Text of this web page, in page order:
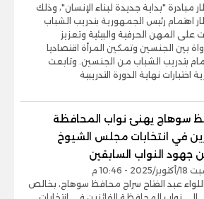
مبادرة "بداية جديدة لبناء الإنسان"، وذلك
اهتمام رئيس الجمهورية بتدريب الشباب
على المهن الحرفية والبيئية وتعزيز
بين الجنسين وتمكين المرأة اقتصاديا
بتدريب الشباب من الجنسين. وتابعت
اختبارات نهاية الدورة التدريبية
سوهاج يهنئ نواب المحافظة
في انتخابات مجلس الشيوخ
جهود النواب السابقين
2025 - 10:46 م
عبد الفتاح سراج محافظ سوهاج، بخالص